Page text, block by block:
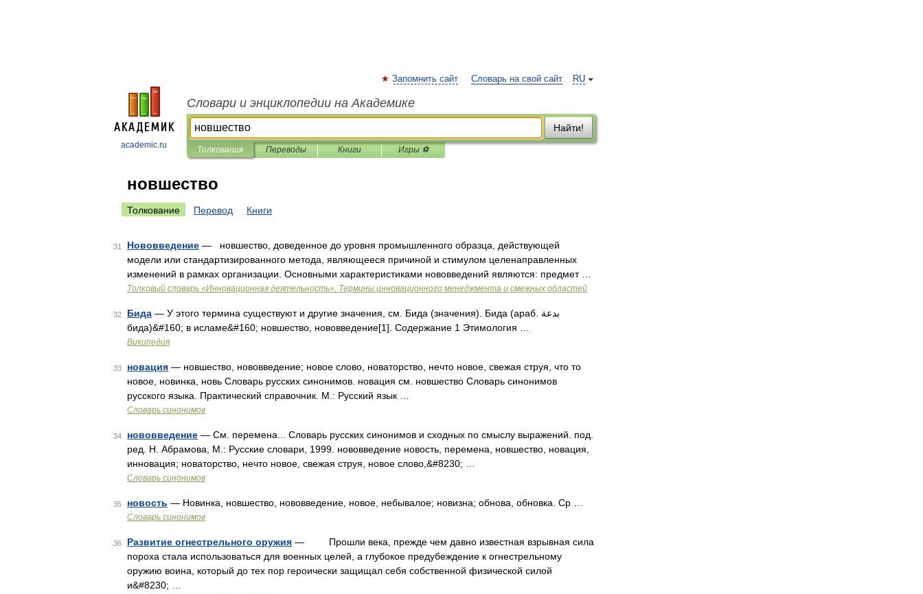
academic.ru
RU
Запомнить сайт Словарь на свой сайт
Словари и энциклопедии на Академике
Найти!
Толкования Переводы Книги Игры ⚽
новшество
Толкование Перевод Книги
31 Нововведение — новшество, доведенное до уровня промышленного образца, действующей
модели или стандартизированного метода, являющееся причиной и стимулом целенаправленных
изменений в рамках организации. Основными характеристиками нововведений являются: предмет …
Толковый словарь «Инновационная деятельность». Термины инновационного менеджмента и смежных областей
32 Бида — У этого термина существуют и другие значения, см. Бида (значения). Бида (араб. بدعة‎‎
бида)&#160; в исламе&#160; новшество, нововведение[1]. Содержание 1 Этимология …
Википедия
33 новация — новшество, нововведение; новое слово, новаторство, нечто новое, свежая струя, что то
новое, новинка, новь Словарь русских синонимов. новация см. новшество Словарь синонимов
русского языка. Практический справочник. М.: Русский язык …
Словарь синонимов
34 нововведение — См. перемена... Словарь русских синонимов и сходных по смыслу выражений. под.
ред. Н. Абрамова, М.: Русские словари, 1999. нововведение новость, перемена, новшество, новация,
инновация; новаторство, нечто новое, свежая струя, новое слово,&#8230; …
Словарь синонимов
35 новость — Новинка, новшество, нововведение, новое, небывалое; новизна; обнова, обновка. Ср …
Словарь синонимов
36 Развитие огнестрельного оружия — Прошли века, прежде чем давно известная взрывная сила
пороха стала использоваться для военных целей, а глубокое предубеждение к огнестрельному
оружию воина, который до тех пор героически защищал себя собственной физической силой
и&#8230; …